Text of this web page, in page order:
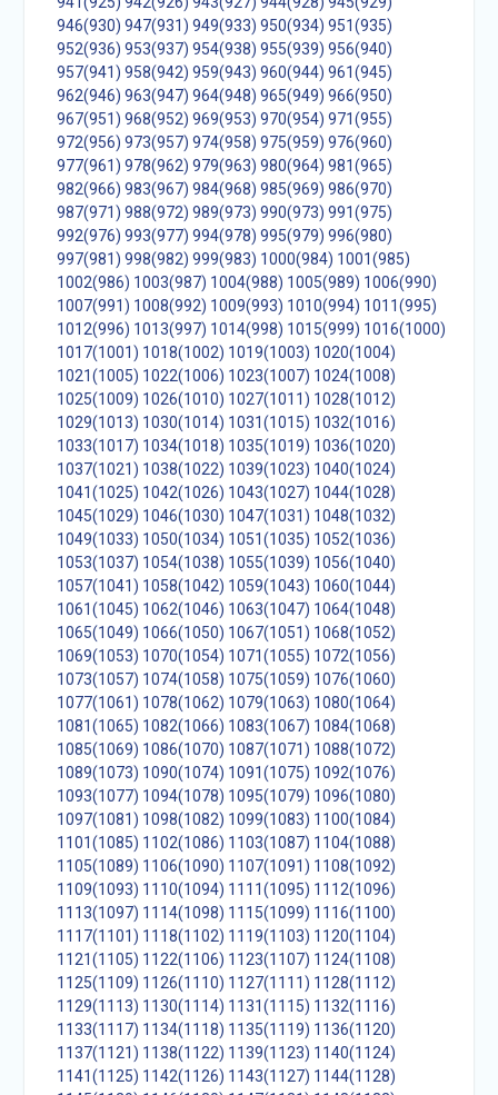
946(930) 947(931) 949(933) 950(934) 951(935)
952(936) 953(937) 954(938) 955(939) 956(940)
957(941) 958(942) 959(943) 960(944) 961(945)
962(946) 963(947) 964(948) 965(949) 966(950)
967(951) 968(952) 969(953) 970(954) 971(955)
972(956) 973(957) 974(958) 975(959) 976(960)
977(961) 978(962) 979(963) 980(964) 981(965)
982(966) 983(967) 984(968) 985(969) 986(970)
987(971) 988(972) 989(973) 990(973) 991(975)
992(976) 993(977) 994(978) 995(979) 996(980)
997(981) 998(982) 999(983) 1000(984) 1001(985)
1002(986) 1003(987) 1004(988) 1005(989) 1006(990)
1007(991) 1008(992) 1009(993) 1010(994) 1011(995)
1012(996) 1013(997) 1014(998) 1015(999) 1016(1000)
1017(1001) 1018(1002) 1019(1003) 1020(1004)
1021(1005) 1022(1006) 1023(1007) 1024(1008)
1025(1009) 1026(1010) 1027(1011) 1028(1012)
1029(1013) 1030(1014) 1031(1015) 1032(1016)
1033(1017) 1034(1018) 1035(1019) 1036(1020)
1037(1021) 1038(1022) 1039(1023) 1040(1024)
1041(1025) 1042(1026) 1043(1027) 1044(1028)
1045(1029) 1046(1030) 1047(1031) 1048(1032)
1049(1033) 1050(1034) 1051(1035) 1052(1036)
1053(1037) 1054(1038) 1055(1039) 1056(1040)
1057(1041) 1058(1042) 1059(1043) 1060(1044)
1061(1045) 1062(1046) 1063(1047) 1064(1048)
1065(1049) 1066(1050) 1067(1051) 1068(1052)
1069(1053) 1070(1054) 1071(1055) 1072(1056)
1073(1057) 1074(1058) 1075(1059) 1076(1060)
1077(1061) 1078(1062) 1079(1063) 1080(1064)
1081(1065) 1082(1066) 1083(1067) 1084(1068)
1085(1069) 1086(1070) 1087(1071) 1088(1072)
1089(1073) 1090(1074) 1091(1075) 1092(1076)
1093(1077) 1094(1078) 1095(1079) 1096(1080)
1097(1081) 1098(1082) 1099(1083) 1100(1084)
1101(1085) 1102(1086) 1103(1087) 1104(1088)
1105(1089) 1106(1090) 1107(1091) 1108(1092)
1109(1093) 1110(1094) 1111(1095) 1112(1096)
1113(1097) 1114(1098) 1115(1099) 1116(1100)
1117(1101) 1118(1102) 1119(1103) 1120(1104)
1121(1105) 1122(1106) 1123(1107) 1124(1108)
1125(1109) 1126(1110) 1127(1111) 1128(1112)
1129(1113) 1130(1114) 1131(1115) 1132(1116)
1133(1117) 1134(1118) 1135(1119) 1136(1120)
1137(1121) 1138(1122) 1139(1123) 1140(1124)
1141(1125) 1142(1126) 1143(1127) 1144(1128)